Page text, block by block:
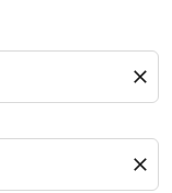
close
close